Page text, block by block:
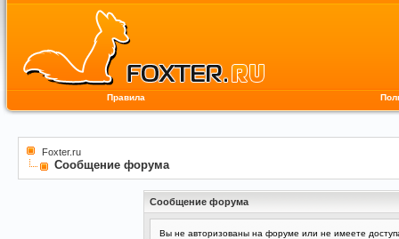
Правила
Foxter.ru
Сообщение форума
Сообщение форума
Вы не авторизованы на форуме или не имеете